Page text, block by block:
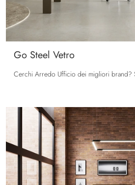
Go Steel Vetro